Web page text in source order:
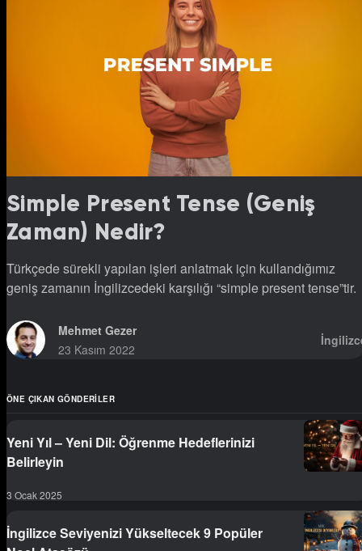
Simple Present Tense (Geniş
Zaman) Nedir?
Türkçede sürekli yapılan işleri anlatmak için kullandığımız
geniş zamanın İngilizcedeki karşılığı “simple present tense”tir.
Mehmet Gezer
23 Kasım 2022
ÖNE ÇIKAN GÖNDERILER
Yeni Yıl – Yeni Dil: Öğrenme Hedeflerinizi
Belirleyin
3 Ocak 2025
İngilizce Seviyenizi Yükseltecek 9 Popüler